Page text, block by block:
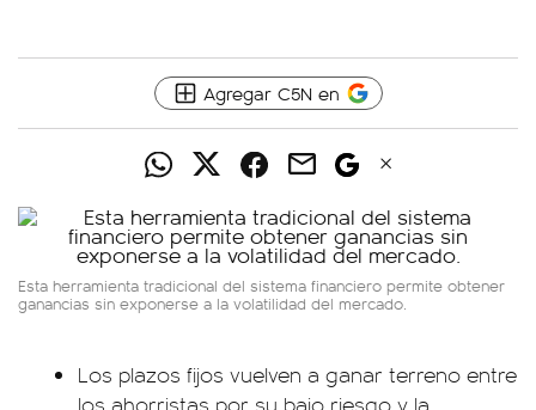
Agregar C5N en
Esta herramienta tradicional del sistema financiero permite obtener
ganancias sin exponerse a la volatilidad del mercado.
Los plazos fijos vuelven a ganar terreno entre
los ahorristas por su bajo riesgo y la